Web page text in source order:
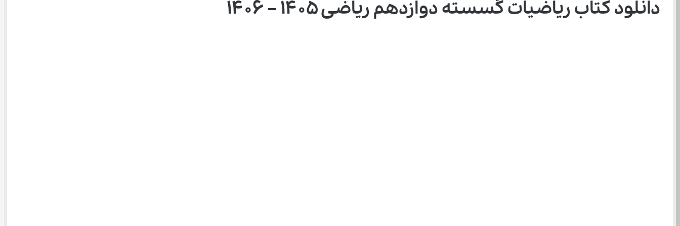
دانلود کتاب ریاضیات گسسته دوازدهم ریاضی ۱۴۰۵ – ۱۴۰۶